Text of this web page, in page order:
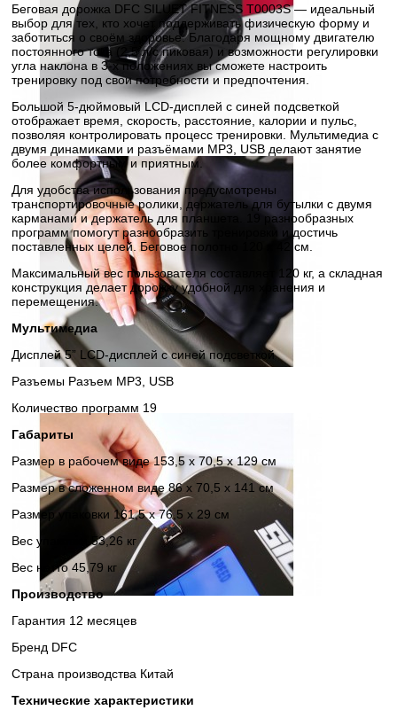
Беговая дорожка DFC SILUET FITNESS T0003S — идеальный
выбор для тех, кто хочет поддерживать физическую форму и
заботиться о своём здоровье. Благодаря мощному двигателю
постоянного тока (2,5 л/с пиковая) и возможности регулировки
угла наклона в 3-х положениях вы сможете настроить
тренировку под свои потребности и предпочтения.
Большой 5-дюймовый LCD-дисплей с синей подсветкой
отображает время, скорость, расстояние, калории и пульс,
позволяя контролировать процесс тренировки. Мультимедиа с
двумя динамиками и разъёмами MP3, USB делают занятие
более комфортным и приятным.
Для удобства использования предусмотрены
транспортировочные ролики, держатель для бутылки с двумя
карманами и держатель для планшета. 19 разнообразных
программ помогут разнообразить тренировки и достичь
поставленных целей. Беговое полотно 120 х 42 см.
Максимальный вес пользователя составляет 120 кг, а складная
конструкция делает дорожку удобной для хранения и
перемещения.
Мультимедиа
Дисплей 5” LCD-дисплей с синей подсветкой
Разъемы Разъем MP3, USB
Количество программ 19
Габариты
Размер в рабочем виде 153,5 x 70,5 x 129 см
Размер в сложенном виде 86 x 70,5 x 141 см
Размер упаковки 161,5 х 76,5 х 29 см
Вес упаковки 53,26 кг
Вес нетто 45,79 кг
Производство
Гарантия 12 месяцев
Бренд DFC
Страна производства Китай
Технические характеристики